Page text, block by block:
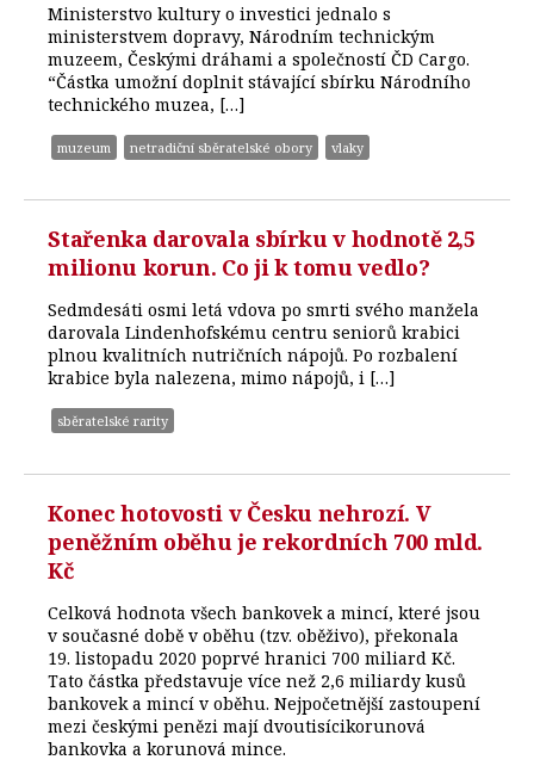
Ministerstvo kultury o investici jednalo s
ministerstvem dopravy, Národním technickým
muzeem, Českými dráhami a společností ČD Cargo.
“Částka umožní doplnit stávající sbírku Národního
technického muzea, […]
muzeum netradiční sběratelské obory vlaky
Stařenka darovala sbírku v hodnotě 2,5
milionu korun. Co ji k tomu vedlo?
Sedmdesáti osmi letá vdova po smrti svého manžela
darovala Lindenhofskému centru seniorů krabici
plnou kvalitních nutričních nápojů. Po rozbalení
krabice byla nalezena, mimo nápojů, i […]
sběratelské rarity
Konec hotovosti v Česku nehrozí. V
peněžním oběhu je rekordních 700 mld.
Kč
Celková hodnota všech bankovek a mincí, které jsou
v současné době v oběhu (tzv. oběživo), překonala
19. listopadu 2020 poprvé hranici 700 miliard Kč.
Tato částka představuje více než 2,6 miliardy kusů
bankovek a mincí v oběhu. Nejpočetnější zastoupení
mezi českými penězi mají dvoutisícikorunová
bankovka a korunová mince.